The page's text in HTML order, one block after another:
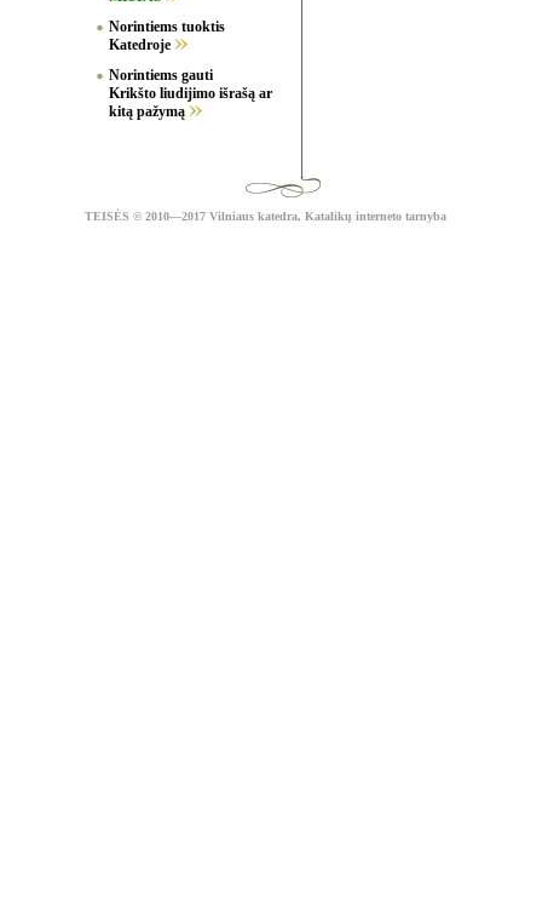
Norintiems tuoktis
Katedroje
Norintiems gauti
Krikšto liudijimo išrašą ar
kitą pažymą
TEISĖS © 2010—2017 Vilniaus katedra, Katalikų interneto tarnyba